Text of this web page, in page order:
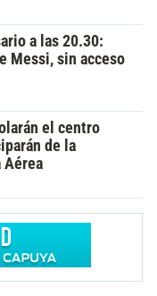
a las 20.30:
Messi, sin acceso
el centro
de la
Aérea